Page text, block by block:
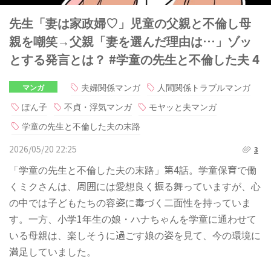
先生「妻は家政婦♡」児童の父親と不倫し母
親を嘲笑→父親「妻を選んだ理由は…」ゾッ
とする発言とは？ #学童の先生と不倫した夫 4
マンガ 夫婦関係マンガ
人間関係トラブルマンガ
ぽん子
不貞・浮気マンガ
モヤッと夫マンガ
学童の先生と不倫した夫の末路
2026/05/20 22:25
3
「学童の先生と不倫した夫の末路」第4話。学童保育で働
くミクさんは、周囲には愛想良く振る舞っていますが、心
の中では子どもたちの容姿に毒づく二面性を持っていま
す。一方、小学1年生の娘・ハナちゃんを学童に通わせて
いる母親は、楽しそうに過ごす娘の姿を見て、今の環境に
満足していました。